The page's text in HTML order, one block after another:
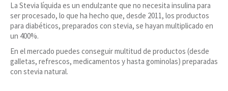
La Stevia líquida es un endulzante que no necesita insulina para
ser procesado, lo que ha hecho que, desde 2011, los productos
para diabéticos, preparados con stevia, se hayan multiplicado en
un 400%.
En el mercado puedes conseguir multitud de productos (desde
galletas, refrescos, medicamentos y hasta gominolas) preparadas
con stevia natural.